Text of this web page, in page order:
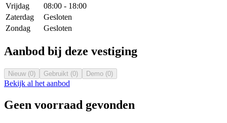
Vrijdag
08:00 - 18:00
Zaterdag
Gesloten
Zondag
Gesloten
Aanbod bij deze vestiging
Nieuw (0) Gebruikt (0) Demo (0)
Bekijk al het aanbod
Geen voorraad gevonden